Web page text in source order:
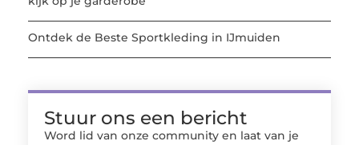
Ontdek de Beste Sportkleding in IJmuiden
Stuur ons een bericht
Word lid van onze community en laat van je